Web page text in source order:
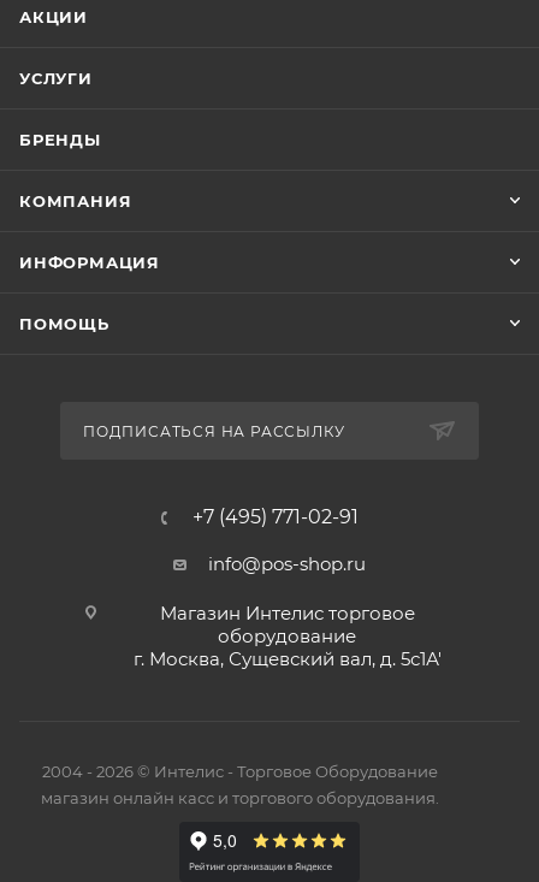
АКЦИИ
УСЛУГИ
БРЕНДЫ
КОМПАНИЯ
ИНФОРМАЦИЯ
ПОМОЩЬ
ПОДПИСАТЬСЯ НА РАССЫЛКУ
+7 (495) 771-02-91
info@pos-shop.ru
Магазин Интелис торговое
оборудование
г. Москва, Сущевский вал, д. 5с1А'
2004 - 2026 © Интелис - Торговое Оборудование
магазин онлайн касс и торгового оборудования.